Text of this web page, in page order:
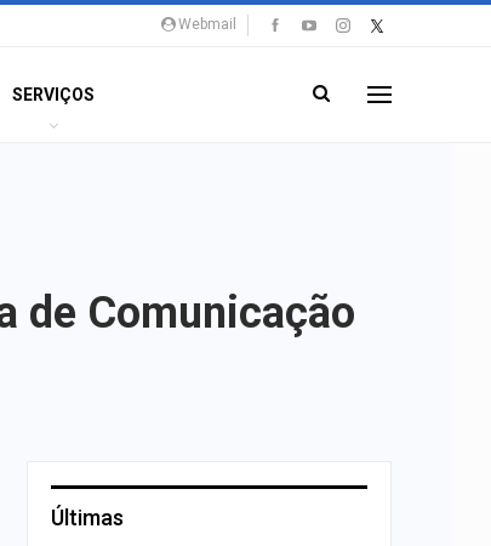
Webmail
SERVIÇOS
de Comunicação
Últimas